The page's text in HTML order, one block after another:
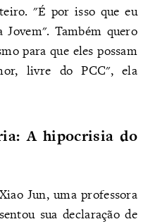
"É por isso que eu
Também quero
para que eles possam
livre do PCC", ela
A hipocrisia do
Jun, uma professora
sua declaração de